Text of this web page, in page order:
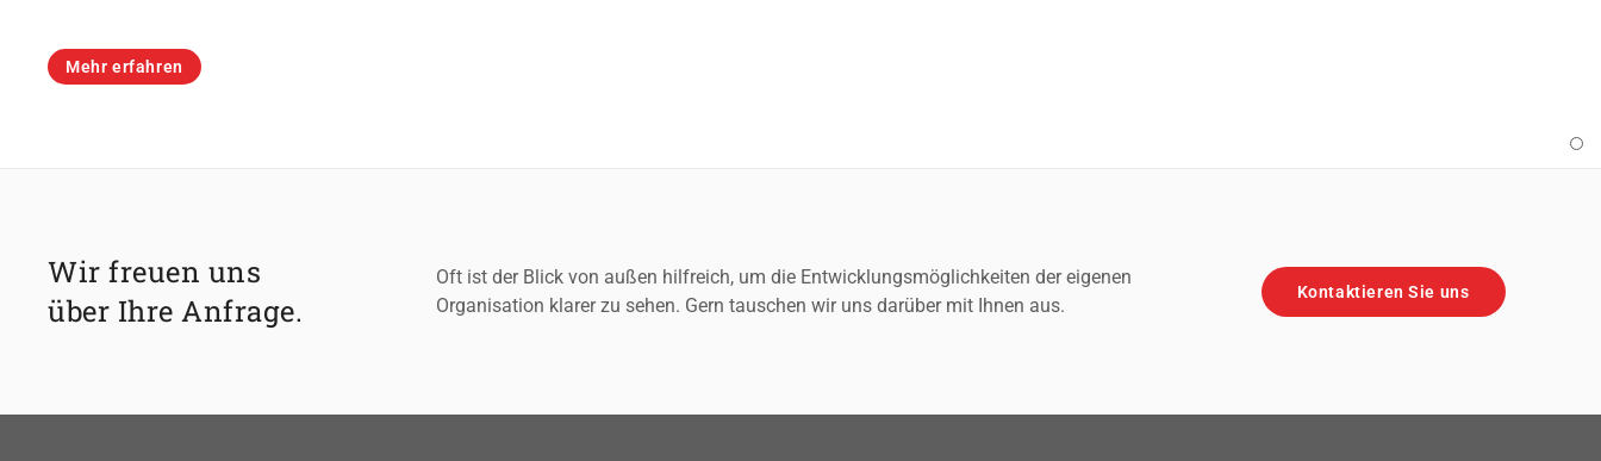
Mehr erfahren
Wir freuen uns
über Ihre Anfrage.
Oft ist der Blick von außen hilfreich, um die Entwicklungsmöglichkeiten der eigenen
Organisation klarer zu sehen. Gern tauschen wir uns darüber mit Ihnen aus.
Kontaktieren Sie uns